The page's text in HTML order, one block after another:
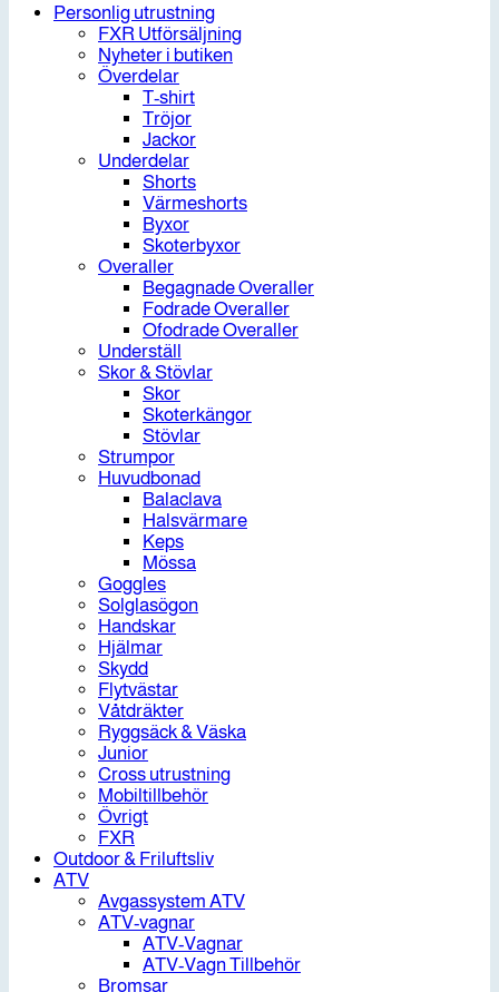
Personlig utrustning
FXR Utförsäljning
Nyheter i butiken
Överdelar
T-shirt
Tröjor
Jackor
Underdelar
Shorts
Värmeshorts
Byxor
Skoterbyxor
Overaller
Begagnade Overaller
Fodrade Overaller
Ofodrade Overaller
Underställ
Skor & Stövlar
Skor
Skoterkängor
Stövlar
Strumpor
Huvudbonad
Balaclava
Halsvärmare
Keps
Mössa
Goggles
Solglasögon
Handskar
Hjälmar
Skydd
Flytvästar
Våtdräkter
Ryggsäck & Väska
Junior
Cross utrustning
Mobiltillbehör
Övrigt
FXR
Outdoor & Friluftsliv
ATV
Avgassystem ATV
ATV-vagnar
ATV-Vagnar
ATV-Vagn Tillbehör
Bromsar